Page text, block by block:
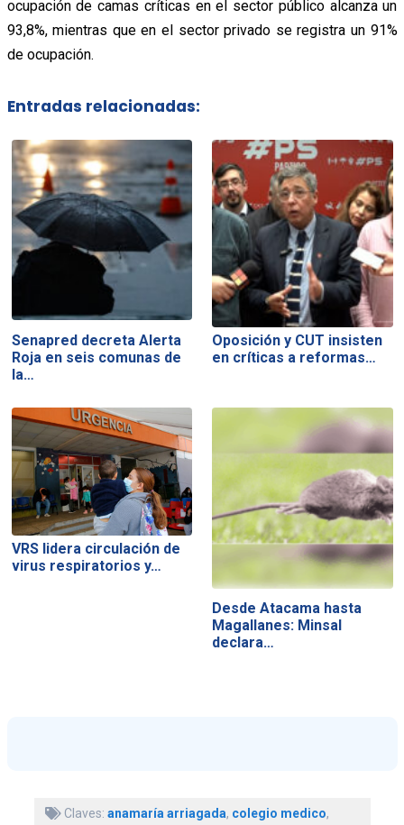
ocupación de camas críticas en el sector público alcanza un
93,8%, mientras que en el sector privado se registra un 91%
de ocupación.
Entradas relacionadas:
Senapred decreta Alerta
Roja en seis comunas de
la…
Oposición y CUT insisten
en críticas a reformas…
VRS lidera circulación de
virus respiratorios y…
Desde Atacama hasta
Magallanes: Minsal
declara…
Claves: anamaría arriagada, colegio medico,